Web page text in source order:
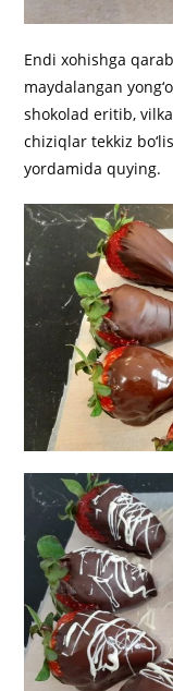
Endi xohishga
maydalangan
shokolad eritib,
chiziqlar tekkiz
yordamida quying.